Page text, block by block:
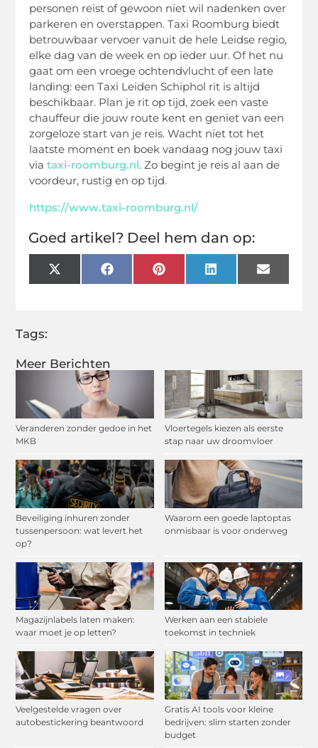
Meer Berichten
Veranderen zonder gedoe in het
MKB
Vloertegels kiezen als eerste
stap naar uw droomvloer
Beveiliging inhuren zonder
tussenpersoon: wat levert het
op?
Waarom een goede laptoptas
onmisbaar is voor onderweg
Magazijnlabels laten maken:
waar moet je op letten?
Werken aan een stabiele
toekomst in techniek
Veelgestelde vragen over
autobestickering beantwoord
Gratis AI tools voor kleine
bedrijven: slim starten zonder
budget
personen reist of gewoon niet wil nadenken over
parkeren en overstappen. Taxi Roomburg biedt
betrouwbaar vervoer vanuit de hele Leidse regio,
elke dag van de week en op ieder uur. Of het nu
gaat om een vroege ochtendvlucht of een late
landing: een Taxi Leiden Schiphol rit is altijd
beschikbaar. Plan je rit op tijd, zoek een vaste
chauffeur die jouw route kent en geniet van een
zorgeloze start van je reis. Wacht niet tot het
laatste moment en boek vandaag nog jouw taxi
viataxi-roomburg.nl. Zo begint je reis al aan de
voordeur, rustig en op tijd.
https://www.taxi-roomburg.nl/
Goed artikel? Deel hem dan op:
X
(Twitter)
FacebookPinterestLinkedInEmail
Tags: